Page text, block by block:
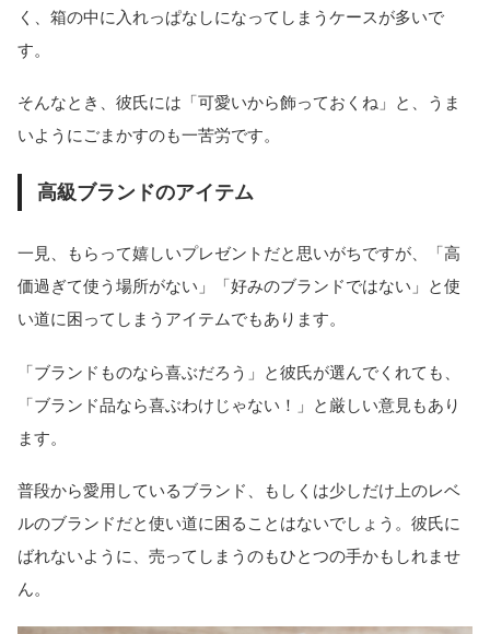
く、箱の中に入れっぱなしになってしまうケースが多いで
す。
そんなとき、彼氏には「可愛いから飾っておくね」と、うま
いようにごまかすのも一苦労です。
高級ブランドのアイテム
一見、もらって嬉しいプレゼントだと思いがちですが、「高
価過ぎて使う場所がない」「好みのブランドではない」と使
い道に困ってしまうアイテムでもあります。
「ブランドものなら喜ぶだろう」と彼氏が選んでくれても、
「ブランド品なら喜ぶわけじゃない！」と厳しい意見もあり
ます。
普段から愛用しているブランド、もしくは少しだけ上のレベ
ルのブランドだと使い道に困ることはないでしょう。彼氏に
ばれないように、売ってしまうのもひとつの手かもしれませ
ん。